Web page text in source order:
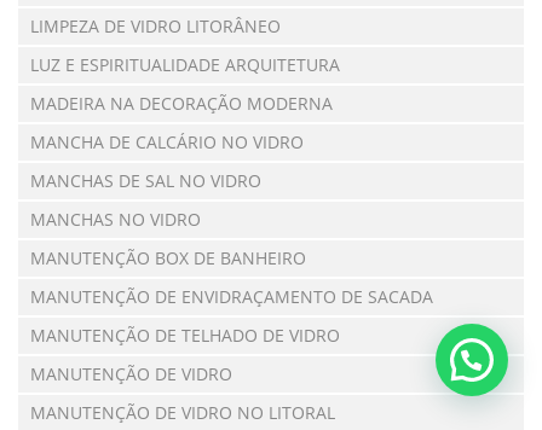
LIMPEZA DE VIDRO LITORÂNEO
LUZ E ESPIRITUALIDADE ARQUITETURA
MADEIRA NA DECORAÇÃO MODERNA
MANCHA DE CALCÁRIO NO VIDRO
MANCHAS DE SAL NO VIDRO
MANCHAS NO VIDRO
MANUTENÇÃO BOX DE BANHEIRO
MANUTENÇÃO DE ENVIDRAÇAMENTO DE SACADA
MANUTENÇÃO DE TELHADO DE VIDRO
MANUTENÇÃO DE VIDRO
MANUTENÇÃO DE VIDRO NO LITORAL